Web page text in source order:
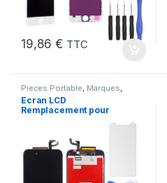
19,86€ TTC
Pieces Portable Marques
Apple iPhone 6s
Ecran LCD
Remplacement pour